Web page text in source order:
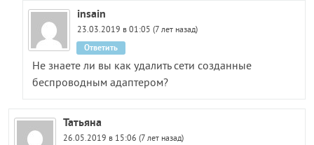
insain
23.03.2019 в 01:05 (7 лет назад)
Не знаете ли вы как удалить сети созданные
беспроводным адаптером?
Ответить
Татьяна
26.05.2019 в 15:06 (7 лет назад)